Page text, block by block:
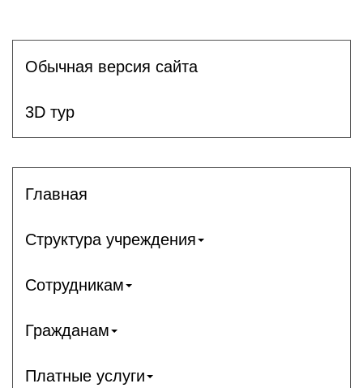
Обычная версия сайта
3D тур
Главная
Структура учреждения
Сотрудникам
Гражданам
Платные услуги